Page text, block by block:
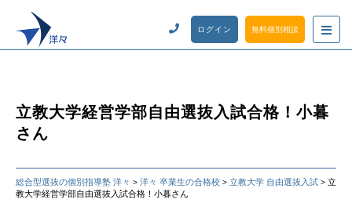
ログイン 無料個別相談
立教大学経営学部自由選抜入試合格！小暮
さん
総合型選抜の個別指導塾 洋々 > 洋々 卒業生の合格校 > 立教大学 自由選抜入試 > 立
教大学経営学部自由選抜入試合格！小暮さん